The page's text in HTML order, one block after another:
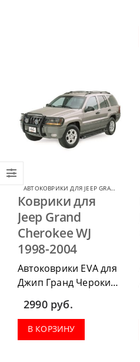
АВТОКОВРИКИ ДЛЯ JEEP GRAND CHEROKEE
Коврики для
Jeep Grand
Cherokee WJ
1998-2004
Автоковрики EVA для
Джип Гранд Чероки
WJ 1998-2004 можно
приобрести в
комплектации:
водительский коврик,
2990 руб.
В КОРЗИНУ